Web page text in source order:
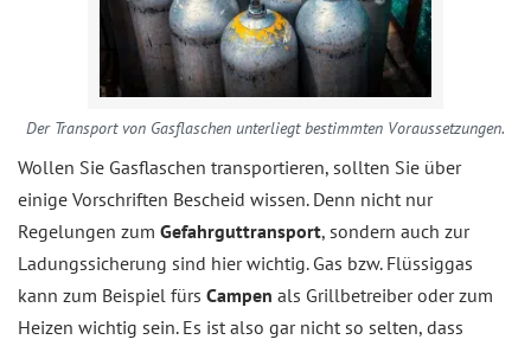
Der Transport von Gasflaschen unterliegt bestimmten Voraussetzungen.
Wollen Sie Gasflaschen transportieren, sollten Sie über
einige Vorschriften Bescheid wissen. Denn nicht nur
Regelungen zum Gefahrguttransport, sondern auch zur
Ladungssicherung sind hier wichtig. Gas bzw. Flüssiggas
kann zum Beispiel fürs Campen als Grillbetreiber oder zum
Heizen wichtig sein. Es ist also gar nicht so selten, dass